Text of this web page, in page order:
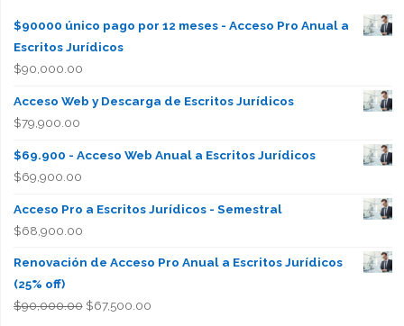
$90000 único pago por 12 meses - Acceso Pro Anual a
Escritos Jurídicos
$90,000.00
Acceso Web y Descarga de Escritos Jurídicos
$79,900.00
$69.900 - Acceso Web Anual a Escritos Jurídicos
$69,900.00
Acceso Pro a Escritos Jurídicos - Semestral
$68,900.00
Renovación de Acceso Pro Anual a Escritos Jurídicos
(25% off)
$90,000.00 El
$67,500.00El